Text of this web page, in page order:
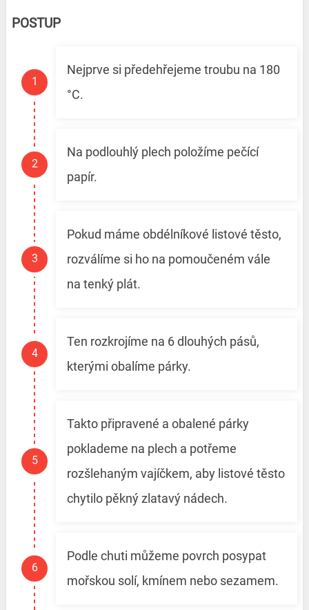
POSTUP
Nejprve si předehřejeme troubu na 180
°C.
Na podlouhlý plech položíme pečící
papír.
Pokud máme obdélníkové listové těsto,
rozválíme si ho na pomoučeném vále
na tenký plát.
Ten rozkrojíme na 6 dlouhých pásů,
kterými obalíme párky.
Takto připravené a obalené párky
poklademe na plech a potřeme
rozšlehaným vajíčkem, aby listové těsto
chytilo pěkný zlatavý nádech.
Podle chuti můžeme povrch posypat
mořskou solí, kmínem nebo sezamem.